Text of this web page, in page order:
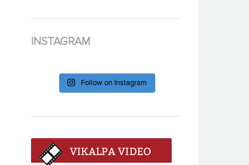
INSTAGRAM
Follow on Instagram